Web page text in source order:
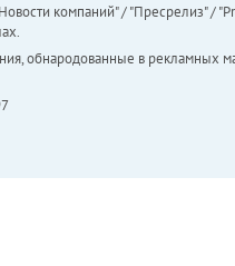
компаний" / "Пресрелиз" /
обнародованные в рекламных